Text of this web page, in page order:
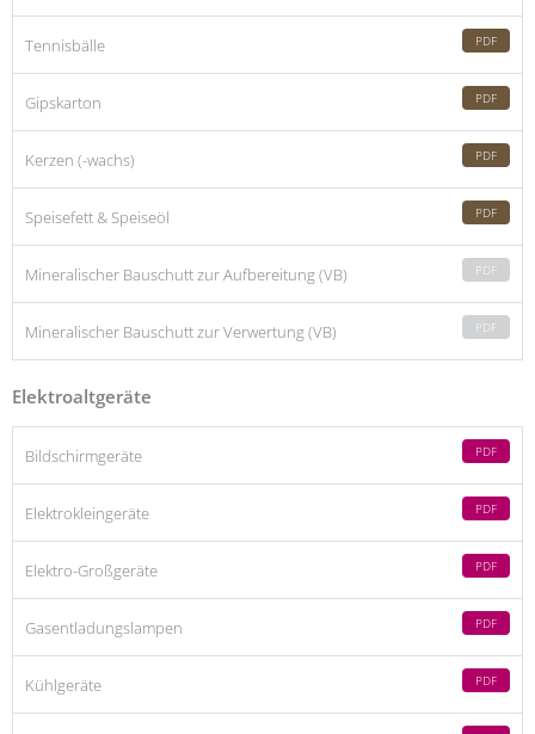
Tennisbälle PDF
Gipskarton PDF
Kerzen (-wachs) PDF
Speisefett & Speiseöl PDF
Mineralischer Bauschutt zur Aufbereitung (VB) PDF
Mineralischer Bauschutt zur Verwertung (VB) PDF
Elektroaltgeräte
Bildschirmgeräte PDF
Elektrokleingeräte PDF
Elektro-Großgeräte PDF
Gasentladungslampen PDF
Kühlgeräte PDF